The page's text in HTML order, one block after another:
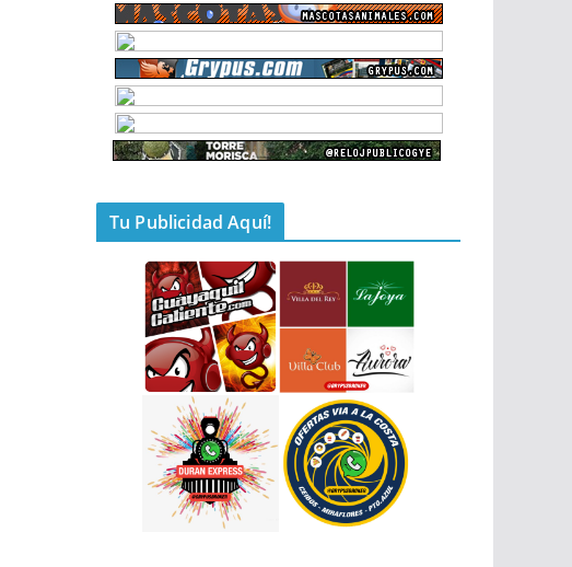
Tu Publicidad Aquí!